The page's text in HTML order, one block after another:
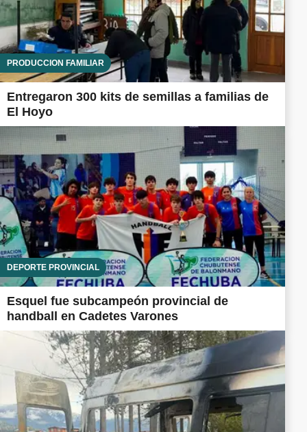
PRODUCCIÓN FAMILIAR
Entregaron 300 kits de semillas a familias de
El Hoyo
DEPORTE PROVINCIAL
Esquel fue subcampeón provincial de
handball en Cadetes Varones